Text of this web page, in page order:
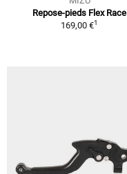
Repose-pieds Flex Race
169,00 €1